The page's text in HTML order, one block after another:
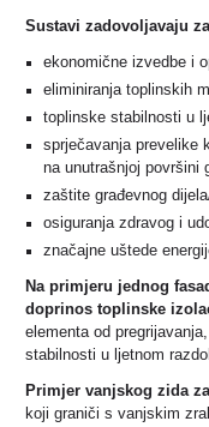
Sustavi zadovoljavaju
ekonomične izvedbe i
eliminiranja toplinskih
toplinske stabilnosti u
sprječavanja prevelike
na unutrašnjoj površini
zaštite građevnog
osiguranja zdravog i
značajne uštede
Na primjeru jednog
doprinos toplinske
elementa od
stabilnosti u ljetnom
Primjer vanjskog zida
koji graniči s vanjskim